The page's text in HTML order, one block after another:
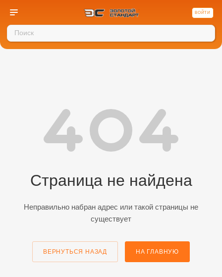
ВОЙТИ
Страница не найдена
Неправильно набран адрес или такой страницы не
существует
ВЕРНУТЬСЯ НАЗАД НА ГЛАВНУЮ